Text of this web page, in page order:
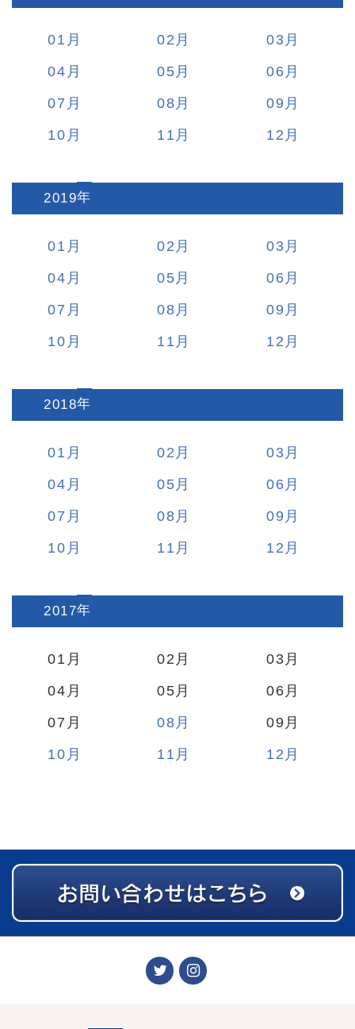
01 02
03
04
05
06
07
08
09
10
11 12
2019:
01 02
03
04
05
06
07
08
09
10
11 12
2018:
01 02
03
04
05
06
07
08
09
10
11 12
2017:
01 02
03
04
05
06
07
08
09
10
11 12